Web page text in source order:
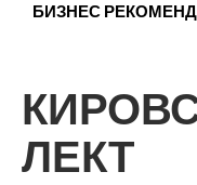
БИЗНЕС
ЛЕКТ